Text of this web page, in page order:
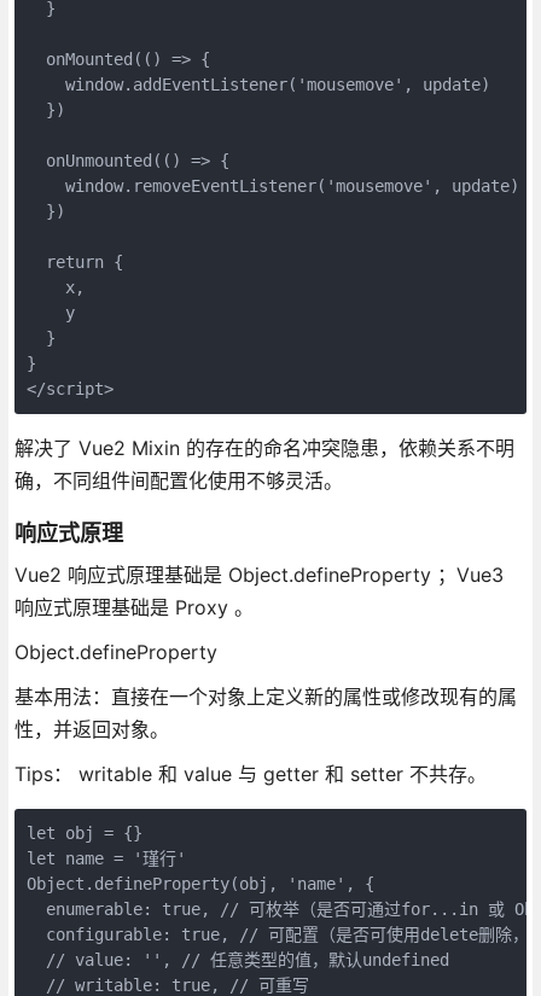
  }
  onMounted(() => {
    window.addEventListener('mousemove', update)
  })
  onUnmounted(() => {
    window.removeEventListener('mousemove', update)
  })
  return {
    x,
    y
  }
}
</script>
解决了 Vue2 Mixin 的存在的命名冲突隐患，依赖关系不明
确，不同组件间配置化使用不够灵活。
响应式原理
Vue2 响应式原理基础是 Object.defineProperty ；Vue3
响应式原理基础是 Proxy 。
Object.defineProperty
基本用法：直接在一个对象上定义新的属性或修改现有的属
性，并返回对象。
Tips： writable 和 value 与 getter 和 setter 不共存。
let obj = {}
let name = '瑾行'
Object.defineProperty(obj, 'name', {
enumerable: true, // 可枚举（是否可通过for...in 或
configurable: true, // 可配置（是否可使用delete删除，
  // value: '', // 任意类型的值，默认undefined
  // writable: true, // 可重写